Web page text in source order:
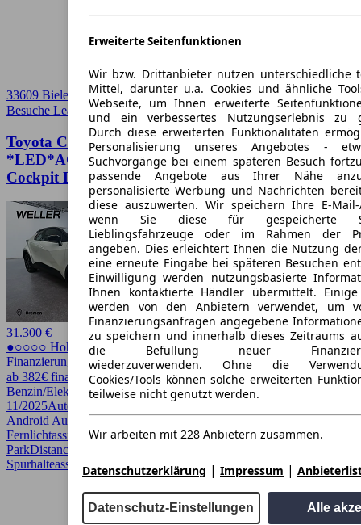
33609 Bielefeld
Besuche Leasingmarkt➚
Toyota C-HR 1.8 Hybrid Teamplayer
*LED*ACC*CAM*SHZ*TWA* Navi Digitales
Cockpit LED Scheinwerferreg.
31.300 €
●○○○○ Hoher Preis
Finanzierung möglich
ab 382€ finanzieren ↗
Benzin/Elektro
190 PS (140 kW)18.000 kmEZ
11/2025Automatik
Android Auto, Apple CarPlay, CarPlay, Digitales Cockpit,
Fernlichtassistent, Garantie, LED, Lichtsensor, Lordosenstütze,
ParkDistanceControl vorne und hinten, Regensensor, Sitzheizung,
Spurhalteassistent, Totwinkel-Assistent, Verkehrszeichenerkennung
Erweiterte Seitenfunktionen
Wir bzw. Drittanbieter nutzen unterschiedliche
Mittel, darunter u.a. Cookies und ähnliche
Webseite, um Ihnen erweiterte
und ein verbessertes Nutzungserlebnis zu
Durch diese erweiterten Funktionalitäten
Personalisierung unseres Angebotes -
Suchvorgänge bei einem späteren Besuch
passende Angebote aus Ihrer Nähe
personalisierte Werbung und Nachrichten
diese auszuwerten. Wir speichern Ihre E-Mail-
wenn Sie diese für gespeicherte
Lieblingsfahrzeuge oder im Rahmen der
angeben. Dies erleichtert Ihnen die Nutzung
eine erneute Eingabe bei späteren Besuchen
Einwilligung werden nutzungsbasierte
Ihnen kontaktierte Händler übermittelt. Einige
werden von den Anbietern verwendet, um
Finanzierungsanfragen angegebene
zu speichern und innerhalb dieses Zeitraums
die Befüllung neuer
wiederzuverwenden. Ohne die
Cookies/Tools können solche erweiterten
teilweise nicht genutzt werden.
Wir arbeiten mit 228 Anbietern zusammen.
Datenschutzerklärung | Impressum |
Datenschutz-Einstellungen Alle